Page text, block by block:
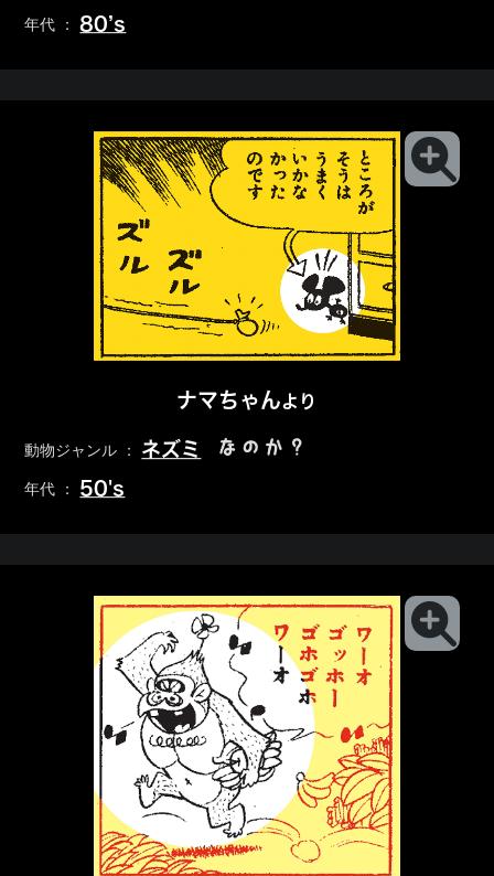
年代 ： 80’s
ナマちゃんより
動物ジャンル ： ネズミ なのか？
年代 ： 50's